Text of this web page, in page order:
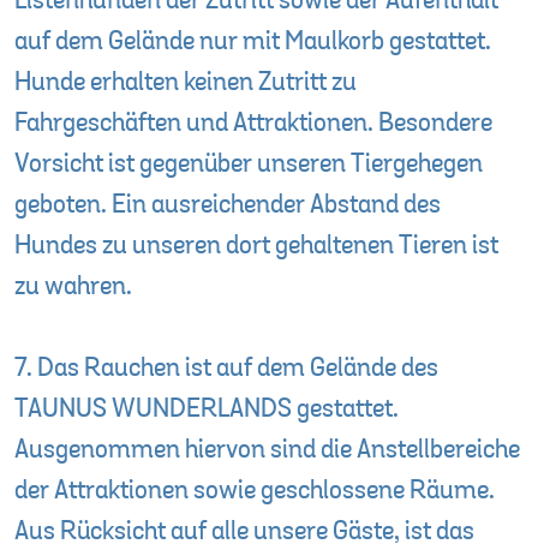
auf dem Gelände nur mit Maulkorb gestattet.
Hunde erhalten keinen Zutritt zu
Fahrgeschäften und Attraktionen. Besondere
Vorsicht ist gegenüber unseren Tiergehegen
geboten. Ein ausreichender Abstand des
Hundes zu unseren dort gehaltenen Tieren ist
zu wahren.
7. Das Rauchen ist auf dem Gelände des
TAUNUS WUNDERLANDS gestattet.
Ausgenommen hiervon sind die Anstellbereiche
der Attraktionen sowie geschlossene Räume.
Aus Rücksicht auf alle unsere Gäste, ist das